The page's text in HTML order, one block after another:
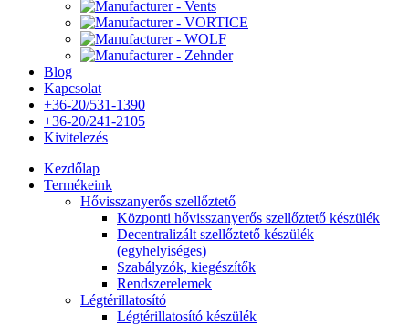
Blog
Kapcsolat
+36-20/531-1390
+36-20/241-2105
Kivitelezés
Kezdőlap
Termékeink
Hővisszanyerős szellőztető
Központi hővisszanyerős szellőztető készülék
Decentralizált szellőztető készülék
(egyhelyiséges)
Szabályzók, kiegészítők
Rendszerelemek
Légtérillatosító
Légtérillatosító készülék